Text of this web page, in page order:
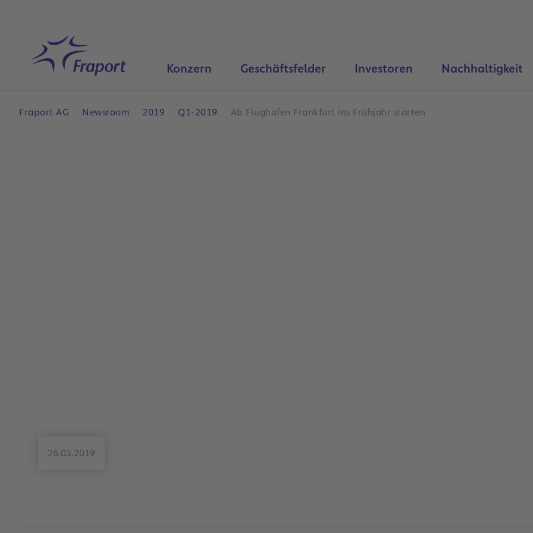
Startseite Konzern Geschäftsfelder Investoren Nachhaltigkeit
Fraport AG Newsroom 2019 Q1-2019 Ab Flughafen Frankfurt ins Frühjahr starten
26.03.2019